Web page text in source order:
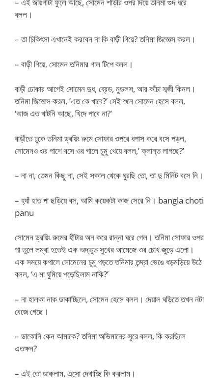
বলল।
– তা চিকিৎসা এখানেই করবেন না কি বাড়ী গিয়ে? তনিমা জিজ্ঞেস করল।
– বাড়ী গিয়ে, সোমেন তনিমার গাল টিপে বলল।
বাড়ী ঢোকার আগেই সোমেন দুধ, ব্রেড, নুডলস, আর কাঁচা সব্জী কিনল।
তনিমা জিজ্ঞেস করল, ‘এত কে খাবে?’ সেই শুনে সোমেন হেসে বলল,
‘আজ এত খাটনি আছে, খিদে পাবে না?’
বাড়ীতে ঢুকে তনিমা ড্রয়িং রুমে সোফার ওপরে ধপাস করে বসে পড়ল,
সোমেনও ওর পাশে বসে ওর গালে চুমু খেয়ে বলল,’ ক্লান্ত লাগছে?’
– না না, তেমন কিছু না, সেই সকাল থেকে ঘুরছি তো, তা দু মিনিট বসে নি।
– হ্যাঁ হাত পা ছড়িয়ে বস, আমি কয়েকটা কাজ সেরে নি। bangla choti
panu
সোমেন ড্রয়িং রুমের হীটার অন করে রান্না ঘরে গেল। তনিমা সোফার ওপর
পা তুলে লম্বা হতেই এক অদ্ভুত সুখের আমেজে ওর চোখ জুড়ে এলো।
এক সময়ে কপালে সোমেনের চুমু পড়তে তনিমার তন্দ্রা ভেঙে ধড়মড়িয়ে উঠে
বলল, ‘এ মা ঘুমিয়ে পড়েছিলাম নাকি?’
– না হালকা নাক ডাকাচ্ছিলে, সোমেন হেসে বলল। দেয়াল ঘড়িতে তখন নটা
বেজে গেছে।
– ডাকোনি কেন আমাকে? তনিমা অভিমানের সুরে বলল, কি করছিলে
এতক্ষন?
– এই তো ডাকলাম, এসো দেখাচ্ছি কি করলাম।